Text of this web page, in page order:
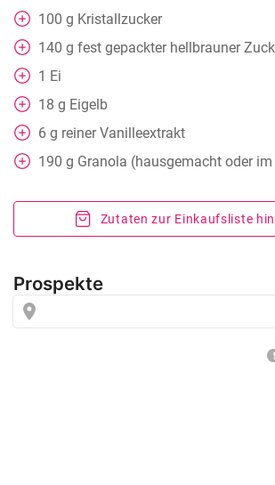
100 g Kristallzucker
140 g fest gepackter hellbrauner
1 Ei
18 g Eigelb
6 g reiner Vanilleextrakt
190 g Granola (hausgemacht oder
Zutaten zur Einkaufsliste